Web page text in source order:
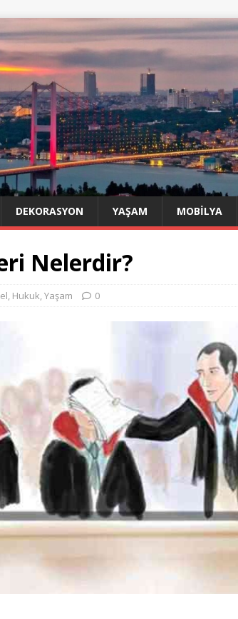
DEKORASYON YAŞAM MOBILYA
Nelerdir?
, Hukuk,Yaşam 0